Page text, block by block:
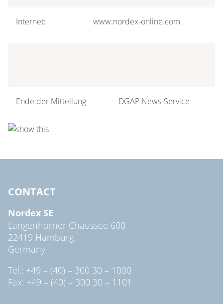
Internet: www.nordex-online.com
Ende der Mitteilung DGAP News-Service
CONTACT
Nordex SE
Langenhorner Chaussee 600
22419 Hamburg
Germany
Tel.: +49 – (40) – 300 30 – 1000
Fax: +49 – (40) – 300 30 – 1101